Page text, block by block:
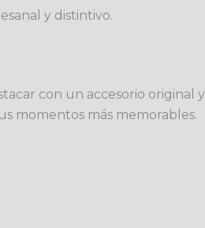
y distintivo.
con un accesorio original
momentos más memorables.